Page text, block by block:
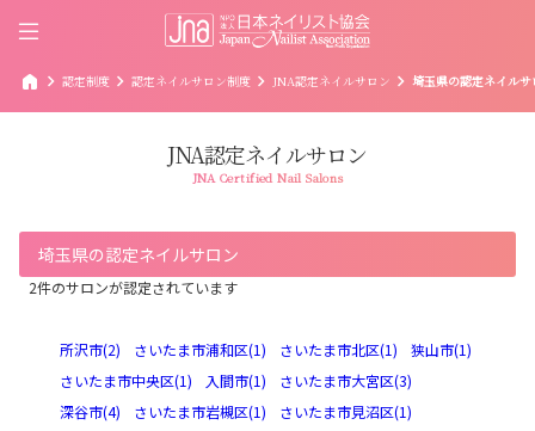
home chevron_right 認定制度 chevron_right 認定ネイルサロン制度 chevron_right JNA認定ネイルサロン chevron_right 埼玉県の認定ネイルサ
JNA認定ネイルサロン
JNA Certified Nail Salons
埼玉県の認定ネイルサロン
2件のサロンが認定されています
所沢市(2) さいたま市浦和区(1) さいたま市北区(1)
狭山市(1)
さいたま市中央区(1)
入間市(1)
さいたま市大宮区(3)
深谷市(4)
さいたま市岩槻区(1)
さいたま市見沼区(1)